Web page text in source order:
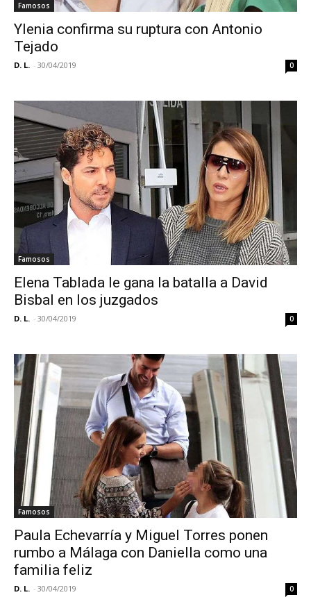
Famosos
Ylenia confirma su ruptura con Antonio
Tejado
D. L. - 30/04/2019 0
Famosos
Elena Tablada le gana la batalla a David
Bisbal en los juzgados
D. L. - 30/04/2019 0
Famosos
Paula Echevarría y Miguel Torres ponen
rumbo a Málaga con Daniella como una
familia feliz
D. L. - 30/04/2019 0